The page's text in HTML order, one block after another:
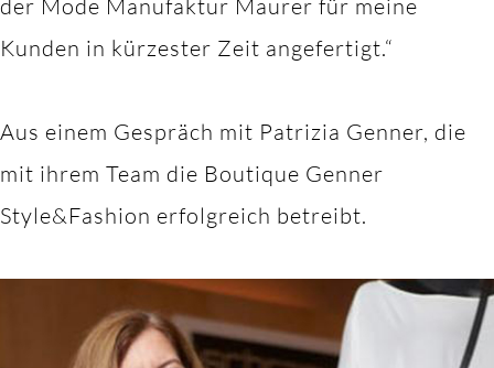
der Mode Manufaktur Maurer für meine
Kunden in kürzester Zeit angefertigt.“
Aus einem Gespräch mit Patrizia Genner, die
mit ihrem Team die Boutique Genner
Style&Fashion erfolgreich betreibt.